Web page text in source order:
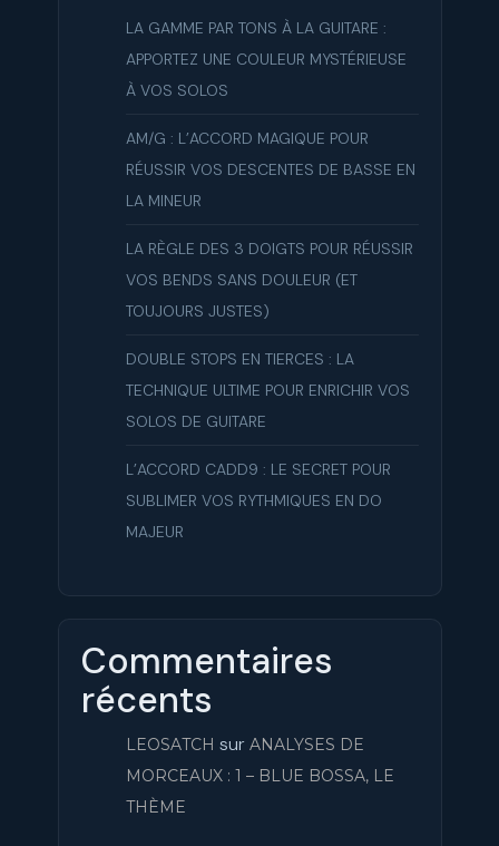
LA GAMME PAR TONS À LA GUITARE :
APPORTEZ UNE COULEUR MYSTÉRIEUSE
À VOS SOLOS
AM/G : L’ACCORD MAGIQUE POUR
RÉUSSIR VOS DESCENTES DE BASSE EN
LA MINEUR
LA RÈGLE DES 3 DOIGTS POUR RÉUSSIR
VOS BENDS SANS DOULEUR (ET
TOUJOURS JUSTES)
DOUBLE STOPS EN TIERCES : LA
TECHNIQUE ULTIME POUR ENRICHIR VOS
SOLOS DE GUITARE
L’ACCORD CADD9 : LE SECRET POUR
SUBLIMER VOS RYTHMIQUES EN DO
MAJEUR
Commentaires
récents
LEOSATCH sur ANALYSES DE
MORCEAUX : 1 – BLUE BOSSA, LE
THÈME